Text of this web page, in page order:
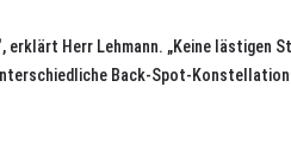
Herr Lehmann. „Keine lästigen
Back-Spot-